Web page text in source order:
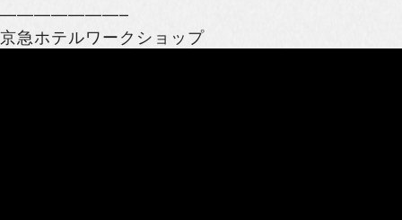
———————–
京急ホテルワークショップ